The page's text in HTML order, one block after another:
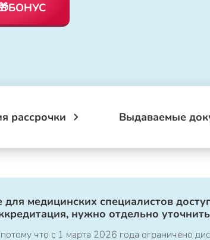
рассрочки Выдаваемые
для медицинских специалистов
нужно отдельно
что с 1 марта 2026 года ограничено